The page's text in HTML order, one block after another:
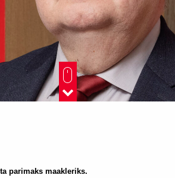
parimaks maakleriks.